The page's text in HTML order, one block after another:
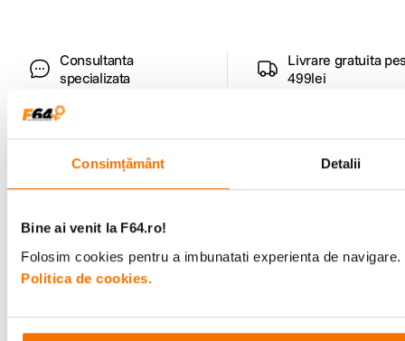
Consimțământ Detalii
Bine ai venit la F64.ro!
Folosim cookies pentru a imbunatati experienta de
Politica de cookies.
Consultanta
specializata
Livrare gratuita
499lei
Comenzi si livrare
Service si garantii
F64 Studio